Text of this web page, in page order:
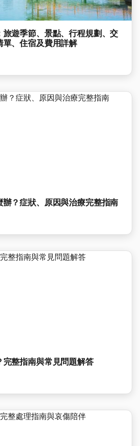
旅遊季節、景點、行程規劃、交
單、住宿及費用詳解
辦？症狀、原因與治療完整指南
完整指南與常見問題解答